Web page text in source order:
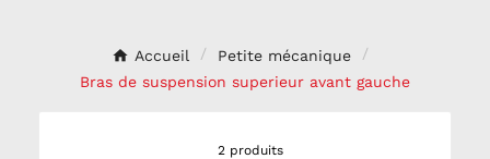
Accueil
Petite mécanique
Bras de suspension superieur avant gauche
2 produits